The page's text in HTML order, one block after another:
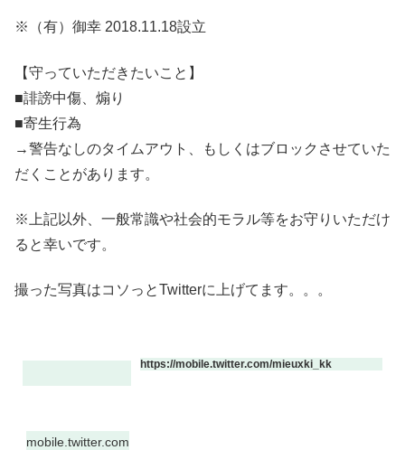
※（有）御幸 2018.11.18設立
【守っていただきたいこと】
■誹謗中傷、煽り
■寄生行為
→警告なしのタイムアウト、もしくはブロックさせていた
だくことがあります。
※上記以外、一般常識や社会的モラル等をお守りいただけ
ると幸いです。
撮った写真はコソっとTwitterに上げてます。。。
https://mobile.twitter.com/mieuxki_kk
mobile.twitter.com